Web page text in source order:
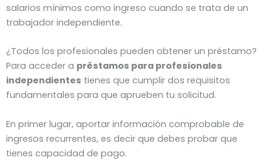
salarios mínimos como ingreso cuando se trata de un
trabajador independiente.
¿Todos los profesionales pueden obtener un préstamo?
Para acceder a préstamos para profesionales
independientes tienes que cumplir dos requisitos
fundamentales para que aprueben tu solicitud.
En primer lugar, aportar información comprobable de
ingresos recurrentes, es decir que debes probar que
tienes capacidad de pago.